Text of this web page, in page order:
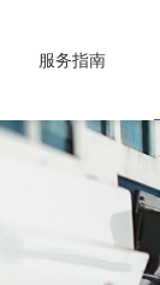
服务指南